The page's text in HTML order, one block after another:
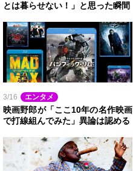
とは暮らせない！」と思った瞬間
3/16 エンタメ
映画野郎が「ここ10年の名作映画
で打線組んでみた」異論は認める